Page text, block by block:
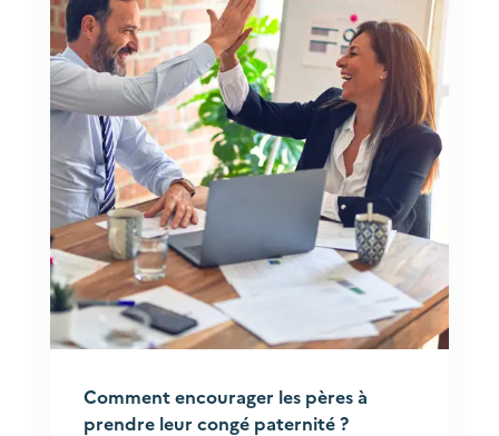
Comment encourager les pères à
prendre leur congé paternité ?